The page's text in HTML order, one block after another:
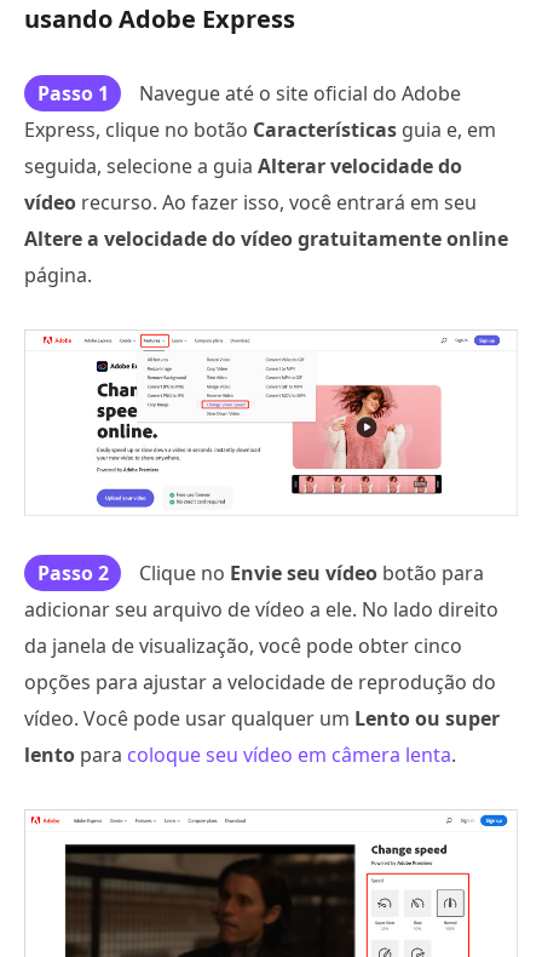
usando Adobe Express
Passo 1
Navegue até o site oficial do Adobe
Express, clique no botão Características guia e, em
seguida, selecione a guia Alterar velocidade do
vídeo recurso. Ao fazer isso, você entrará em seu
Altere a velocidade do vídeo gratuitamente online
página.
Passo 2 Clique no Envie seu vídeo botão para
adicionar seu arquivo de vídeo a ele. No lado direito
da janela de visualização, você pode obter cinco
opções para ajustar a velocidade de reprodução do
vídeo. Você pode usar qualquer um Lento ou super
lento para coloque seu vídeo em câmera lenta.